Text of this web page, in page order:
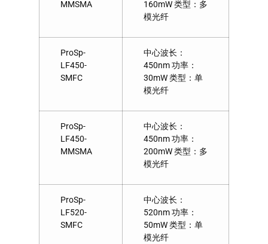
MMSMA
160mW 类型：多
模光纤
ProSp-
LF450-
SMFC
中心波长：
450nm 功率：
30mW 类型：单
模光纤
ProSp-
LF450-
MMSMA
中心波长：
450nm 功率：
200mW 类型：多
模光纤
ProSp-
LF520-
SMFC
中心波长：
520nm 功率：
50mW 类型：单
模光纤